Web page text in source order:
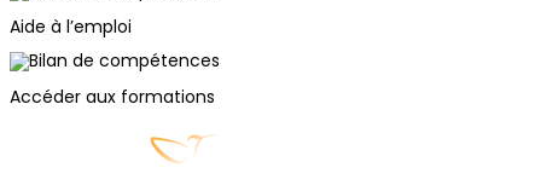
Aide à l’emploi
Accéder aux formations